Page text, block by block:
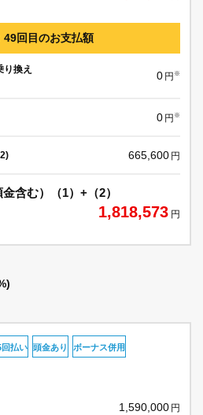
49回目のお支払額
換え
0 円 ※
0 円 ※
665,600 円
含む）（1）+（2）
1,818,573 円
回払い 頭金あり ボーナス併用
1,590,000 円